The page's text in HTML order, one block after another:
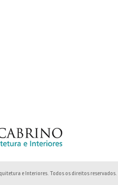
e Interiores. Todos os direitos reservados.